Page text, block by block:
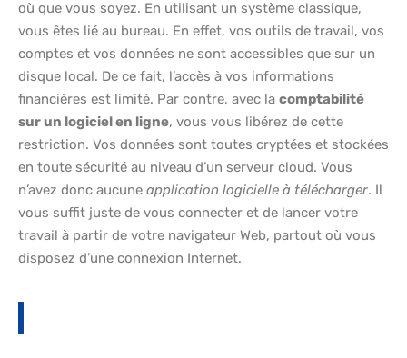
où que vous soyez. En utilisant un système classique,
vous êtes lié au bureau. En effet, vos outils de travail, vos
comptes et vos données ne sont accessibles que sur un
disque local. De ce fait, l’accès à vos informations
financières est limité. Par contre, avec la comptabilité
sur un logiciel en ligne, vous vous libérez de cette
restriction. Vos données sont toutes cryptées et stockées
en toute sécurité au niveau d’un serveur cloud. Vous
n’avez donc aucune application logicielle à télécharger. Il
vous suffit juste de vous connecter et de lancer votre
travail à partir de votre navigateur Web, partout où vous
disposez d’une connexion Internet.